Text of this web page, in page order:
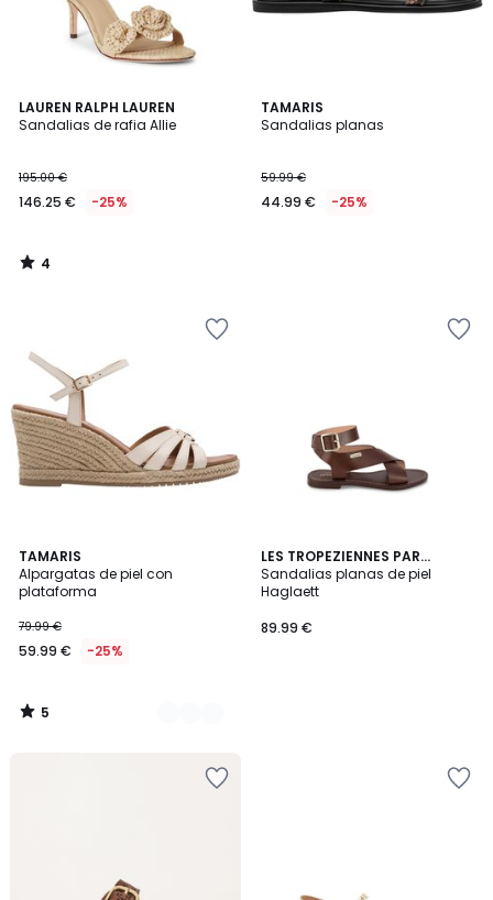
LAUREN RALPH LAUREN
Sandalias de rafia Allie
195.00 €
146.25 € -25%
4
/
4
/
TAMARIS
Sandalias planas
59.99 €
44.99 € -25%
TAMARIS
Alpargatas de piel con
plataforma
79.99 €
59.99 € -25%
5
/
5
2
Colores
5
/
LES TROPEZIENNES PAR
M.BELARBI
Sandalias planas de piel
Haglaett
89.99 €